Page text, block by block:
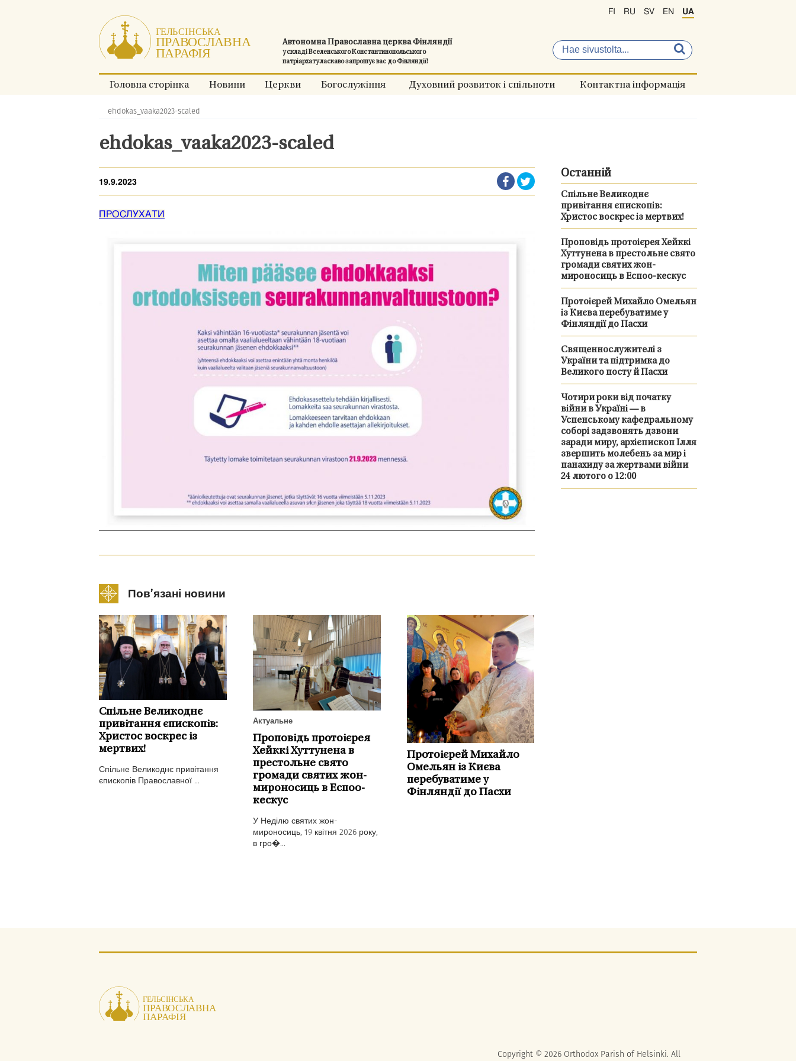
до
змісту.
Автономна Православна церква Фінляндії
у складі Вселенського Константинопольського
патріархату ласкаво запрошує вас до Фінляндії!
FI RU SV EN UA
Головна сторінка Новини Церкви Богослужіння Духовний розвиток і спільноти Контактна інформація
Хлібні
ehdokas_vaaka2023-scaled
ehdokas_vaaka2023-scaled
19.9.2023
ПРОСЛУХАТИ
Пов’язані новини
Спільне Великоднє
привітання єпископів:
Христос воскрес із
мертвих!
Спільне Великоднє привітання
єпископів Православної ...
Актуальне
Проповідь протоієрея
Хейккі Хуттунена в
престольне свято
громади святих жон-
мироносиць в Еспоо-
кескус
У Неділю святих жон-
мироносиць, 19 квітня 2026 року,
в гро�...
Протоієрей Михайло
Омельян із Києва
перебуватиме у
Фінляндії до Пасхи
Останній
Спільне Великоднє
привітання єпископів:
Христос воскрес із мертвих!
Проповідь протоієрея Хейккі
Хуттунена в престольне свято
громади святих жон-
мироносиць в Еспоо-кескус
Протоієрей Михайло Омельян
із Києва перебуватиме у
Фінляндії до Пасхи
Священнослужителі з
України та підтримка до
Великого посту й Пасхи
Чотири роки від початку
війни в Україні — в
Успенському кафедральному
соборі задзвонять дзвони
заради миру, архієпископ Ілля
звершить молебень за мир і
панахиду за жертвами війни
24 лютого о 12:00
Copyright © 2026 Orthodox Parish of Helsinki. All